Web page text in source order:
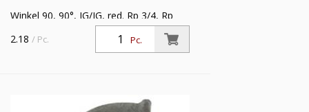
Winkel 90, 90°, IG/IG, red. Rp 3/4, Rp
verzinkt,Betriebstemperatur -20 °C bis
Pc.
2.18 / Pc.